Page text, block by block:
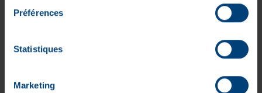
Préférences
Statistiques
Marketing